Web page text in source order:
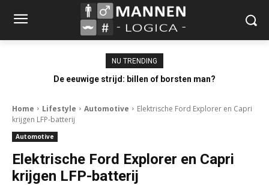
NU TRENDING
De eeuwige strijd: billen of borsten man?
Home Lifestyle Automotive
Elektrische Ford Explorer en Capri
krijgen LFP-batterij
Automotive
Elektrische Ford Explorer en Capri
krijgen LFP-batterij